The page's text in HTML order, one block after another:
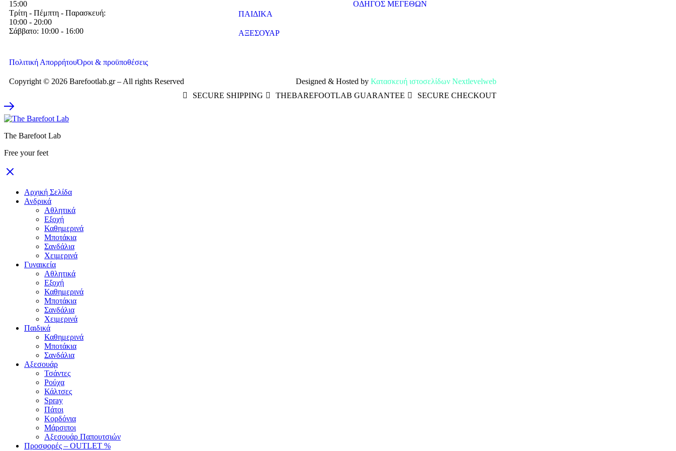
15:00
Τρίτη - Πέμπτη - Παρασκευή:
10:00 - 20:00
Σάββατο: 10:00 - 16:00
ΠΑΙΔΙΚΑ
ΑΞΕΣΟΥΑΡ
ΟΔΗΓΟΣ ΜΕΓΕΘΩΝ
Πολιτική ΑπορρήτουΌροι & προϋποθέσεις
Copyright © 2026 Barefootlab.gr – All rights Reserved Designed & Hosted by Κατασκευή ιστοσελίδων Nextlevelweb
SECURE SHIPPING
THEBAREFOOTLAB GUARANTEE SECURE CHECKOUT
The Barefoot Lab
Free your feet
Αρχική Σελίδα
Ανδρικά
Αθλητικά
Εξοχή
Καθημερινά
Μποτάκια
Σανδάλια
Χειμερινά
Γυναικεία
Αθλητικά
Εξοχή
Καθημερινά
Μποτάκια
Σανδάλια
Χειμερινά
Παιδικά
Καθημερινά
Μποτάκια
Σανδάλια
Αξεσουάρ
Τσάντες
Ρούχα
Κάλτσες
Spray
Πάτοι
Κορδόνια
Μάρσιποι
Αξεσουάρ Παπουτσιών
Προσφορές – OUTLET %